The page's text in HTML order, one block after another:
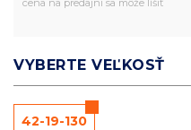
VYBERTE VEĽKOSŤ
42-19-130